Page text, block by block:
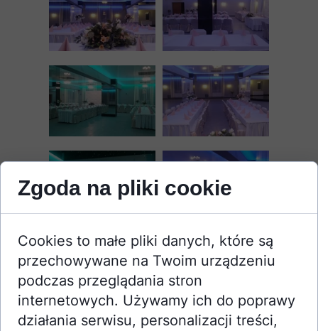
Zgoda na pliki cookie
Cookies to małe pliki danych, które są
przechowywane na Twoim urządzeniu
podczas przeglądania stron
internetowych. Używamy ich do poprawy
działania serwisu, personalizacji treści,